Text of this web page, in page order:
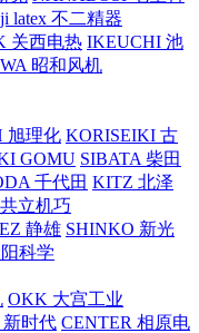
latex 不二精器
关西电热 IKEUCHI 池
昭和风机
旭理化 KORISEIKI 古
GOMU SIBATA 柴田
千代田 KITZ 北泽
立机巧
静雄 SHINKO 新光
科学
OKK 大宫工业
新时代 CENTER 相原电